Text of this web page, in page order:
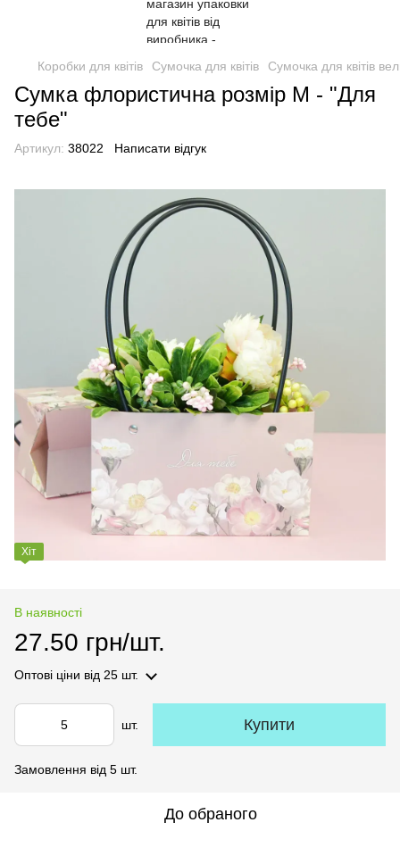
Коробки для квітів Сумочка для квітів Сумочка для квітів
Сумка флористична розмір М - "Для
тебе"
Артикул: 38022 Написати відгук
Хіт
В наявності
27.50 грн/шт.
Оптові ціни від 25 шт.
шт. Купити
Замовлення від 5 шт.
До обраного